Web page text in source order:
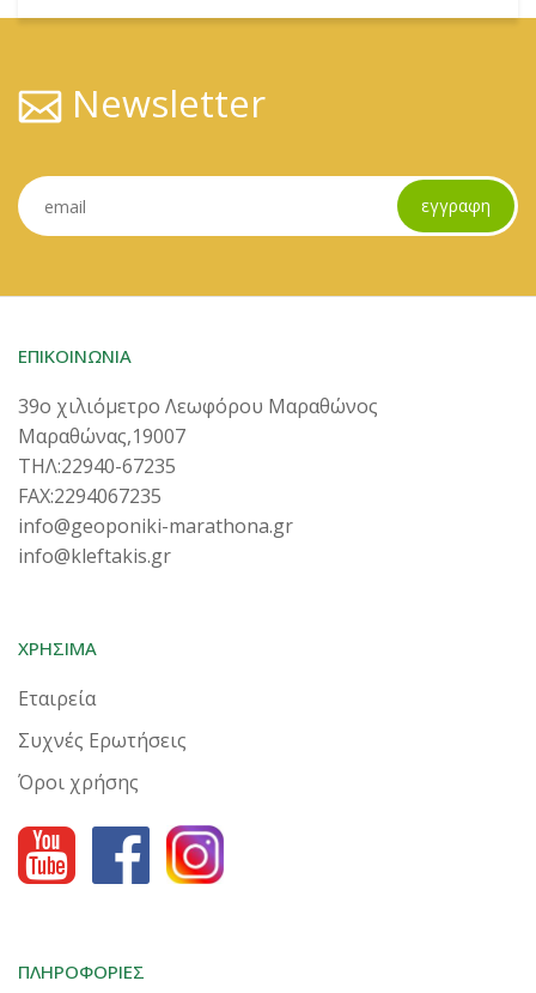
Newsletter
εγγραφη
ΕΠΙΚΟΙΝΩΝΙΑ
39ο χιλιόμετρο Λεωφόρου Μαραθώνος
Μαραθώνας,19007
ΤΗΛ:22940-67235
FAX:2294067235
info@geoponiki-marathona.gr
info@kleftakis.gr
ΧΡΗΣΙΜΑ
Εταιρεία
Συχνές Ερωτήσεις
Όροι χρήσης
ΠΛΗΡΟΦΟΡΙΕΣ